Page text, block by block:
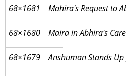
68×1681 Mahira's Request to
68×1680 Maira in Abhira's Care
68×1679 Anshuman Stands